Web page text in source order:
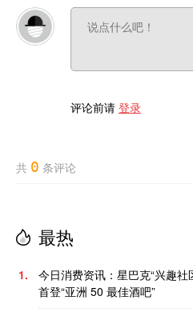
评论前请 登录
共 0 条评论
最热
1.
今日消费资讯：星巴克“兴趣
首登“亚洲 50 最佳酒吧”